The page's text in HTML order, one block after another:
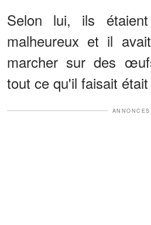
Selon lui, ils
malheureux et il
marcher sur des
tout ce qu'il faisait
ANNONCES